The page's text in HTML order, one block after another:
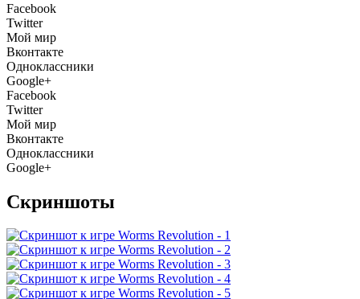
Facebook
Twitter
Мой мир
Вконтакте
Одноклассники
Google+
Facebook
Twitter
Мой мир
Вконтакте
Одноклассники
Google+
Скриншоты